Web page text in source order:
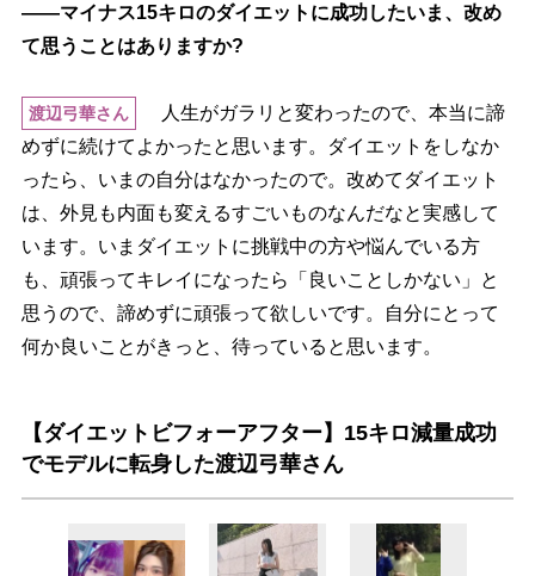
――マイナス15キロのダイエットに成功したいま、改め
て思うことはありますか?
渡辺弓華さん
人生がガラリと変わったので、本当に諦
めずに続けてよかったと思います。ダイエットをしなか
ったら、いまの自分はなかったので。改めてダイエット
は、外見も内面も変えるすごいものなんだなと実感して
います。いまダイエットに挑戦中の方や悩んでいる方
も、頑張ってキレイになったら「良いことしかない」と
思うので、諦めずに頑張って欲しいです。自分にとって
何か良いことがきっと、待っていると思います。
【ダイエットビフォーアフター】15キロ減量成功
でモデルに転身した渡辺弓華さん